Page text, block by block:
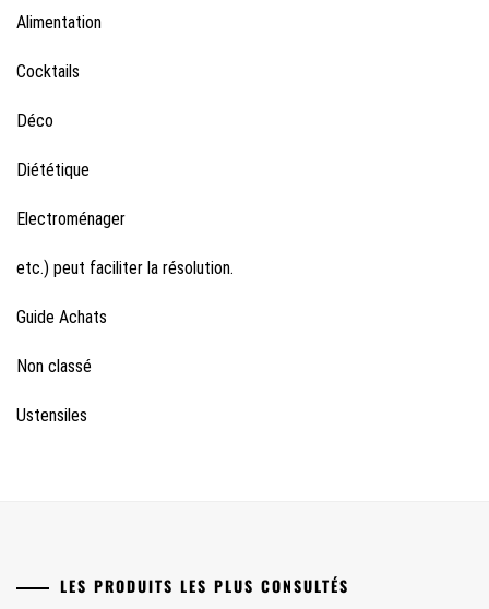
Alimentation
Cocktails
Déco
Diététique
Electroménager
etc.) peut faciliter la résolution.
Guide Achats
Non classé
Ustensiles
LES PRODUITS LES PLUS CONSULTÉS